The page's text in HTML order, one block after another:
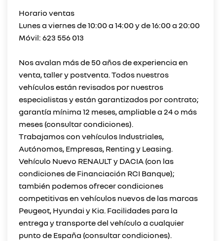
Horario ventas
Lunes a viernes de 10:00 a 14:00 y de 16:00 a 20:00
Móvil: 623 556 013
Nos avalan más de 50 años de experiencia en
venta, taller y postventa. Todos nuestros
vehículos están revisados por nuestros
especialistas y están garantizados por contrato;
garantía mínima 12 meses, ampliable a 24 o más
meses (consultar condiciones).
Trabajamos con vehículos Industriales,
Autónomos, Empresas, Renting y Leasing.
Vehículo Nuevo RENAULT y DACIA (con las
condiciones de Financiación RCI Banque);
también podemos ofrecer condiciones
competitivas en vehículos nuevos de las marcas
Peugeot, Hyundai y Kia. Facilidades para la
entrega y transporte del vehículo a cualquier
punto de España (consultar condiciones).